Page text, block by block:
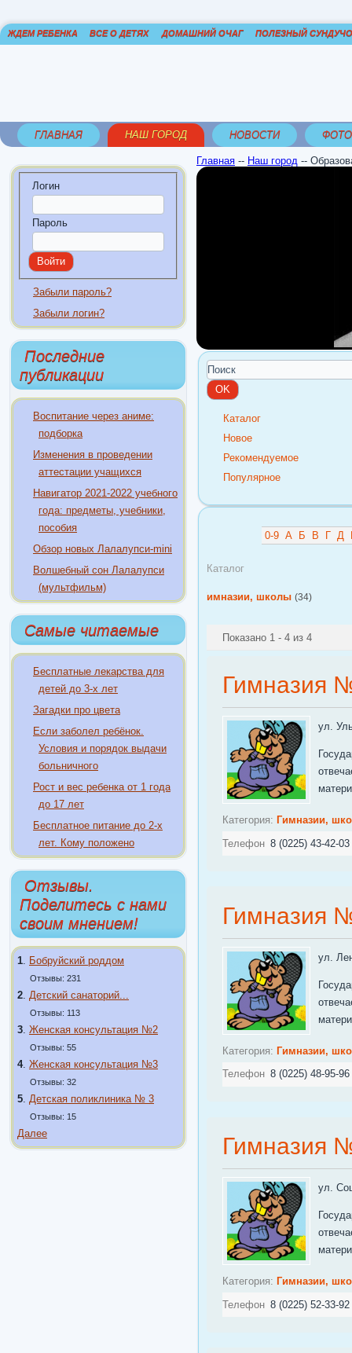
ЖДЕМ РЕБЕНКА ВСЕ О ДЕТЯХ ДОМАШНИЙ ОЧАГ ПОЛЕЗНЫЙ
ГЛАВНАЯ НАШ ГОРОД НОВОСТИ
Логин
Пароль
Забыли пароль?
Забыли логин?
Последние
публикации
Воспитание через аниме:
подборка
Изменения в проведении
аттестации учащихся
Навигатор 2021-2022 учебного
года: предметы, учебники,
пособия
Обзор новых Лалалупси-mini
Волшебный сон Лалалупси
(мультфильм)
Самые читаемые
Бесплатные лекарства для
детей до 3-х лет
Загадки про цвета
Если заболел ребёнок.
Условия и порядок выдачи
больничного
Рост и вес ребенка от 1 года
до 17 лет
Бесплатное питание до 2-х
лет. Кому положено
Отзывы.
Поделитесь с нами
своим мнением!
1 Бобруйский роддом
Отзывы: 231
2 Детский санаторий...
Отзывы: 113
3 Женская консультация №2
Отзывы: 55
4. Женская консультация №3
Отзывы: 32
5 Детская поликлиника № 3
Отзывы: 15
Далее
Главная -- Наш город --
Каталог
Новое
Рекомендуемое
Популярное
0-9 А Б В Г Д
Каталог
Гимназии, школы (34)
Показано 1 - 4 из 4
Гимназия
ул.
Категория: Гимназии,
Телефон 8 (0225) 43-42-03
Гимназия
ул.
Категория: Гимназии,
Телефон 8 (0225) 48-95-96
Гимназия
ул.
Категория: Гимназии,
Телефон 8 (0225) 52-33-92